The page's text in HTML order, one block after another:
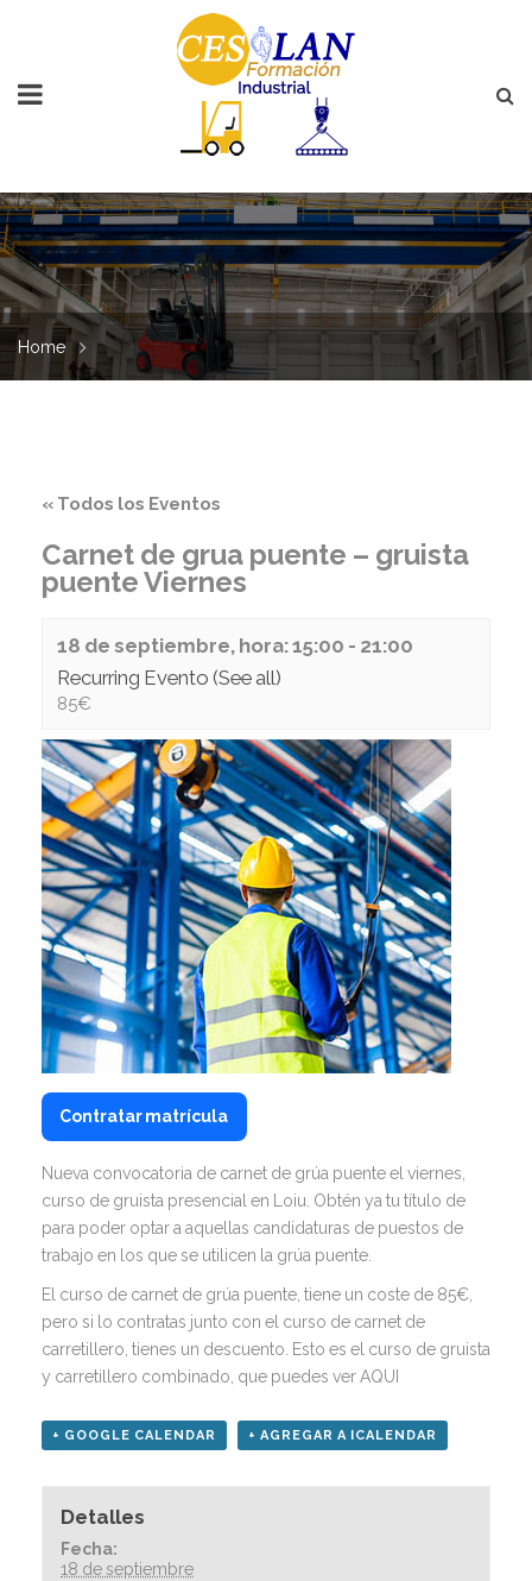
Home
« Todos los Eventos
Carnet de grua puente – gruista
puente Viernes
18 de septiembre, hora: 15:00 - 21:00
Recurring Evento (See all)
85€
Contratar matrícula
Nueva convocatoria de carnet de grúa puente el viernes,
curso de gruista presencial en Loiu. Obtén ya tu título de
para poder optar a aquellas candidaturas de puestos de
trabajo en los que se utilicen la grúa puente.
El curso de carnet de grúa puente, tiene un coste de 85€,
pero si lo contratas junto con el curso de carnet de
carretillero, tienes un descuento. Esto es el curso de gruista
y carretillero combinado, que puedes ver AQUI
+ GOOGLE CALENDAR + AGREGAR A ICALENDAR
Detalles
Fecha:
18 de septiembre